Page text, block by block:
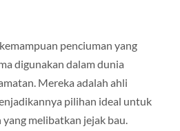
penciuman yang
digunakan dalam dunia
Mereka adalah ahli
pilihan ideal untuk
melibatkan jejak bau.